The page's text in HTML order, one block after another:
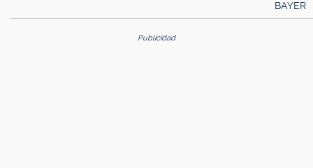
BAYER
Publicidad